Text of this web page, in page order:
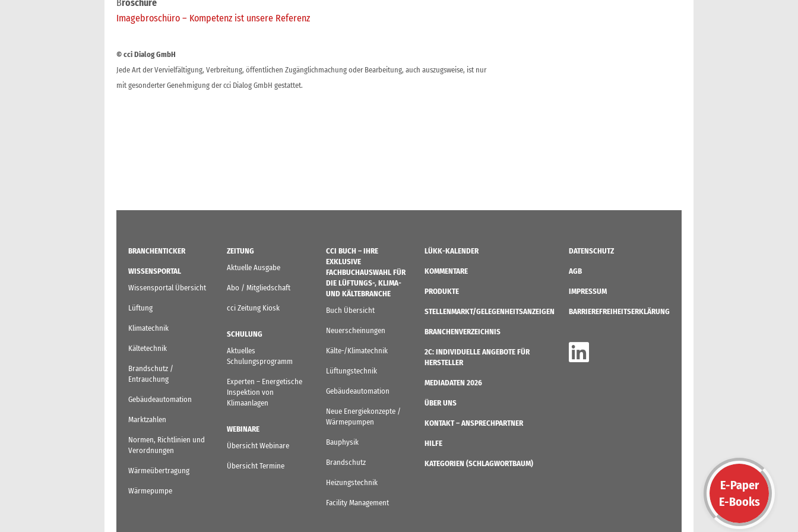
Broschüre
Imagebroschüro – Kompetenz ist unsere Referenz
© cci Dialog GmbH
Jede Art der Vervielfältigung, Verbreitung, öffentlichen Zugänglichmachung oder Bearbeitung, auch auszugsweise, ist nur
mit gesonderter Genehmigung der cci Dialog GmbH gestattet.
BRANCHENTICKER
WISSENSPORTAL
Wissensportal Übersicht
Lüftung
Klimatechnik
Kältetechnik
Brandschutz /
Entrauchung
Gebäudeautomation
Marktzahlen
Normen, Richtlinien und
Verordnungen
Wärmeübertragung
Wärmepumpe
ZEITUNG
Aktuelle Ausgabe
Abo / Mitgliedschaft
cci Zeitung Kiosk
SCHULUNG
Aktuelles
Schulungsprogramm
Experten – Energetische
Inspektion von
Klimaanlagen
WEBINARE
Übersicht Webinare
Übersicht Termine
CCI BUCH – IHRE
EXKLUSIVE
FACHBUCHAUSWAHL FÜR
DIE LÜFTUNGS-, KLIMA-
UND KÄLTEBRANCHE
Buch Übersicht
Neuerscheinungen
Kälte-/Klimatechnik
Lüftungstechnik
Gebäudeautomation
Neue Energiekonzepte /
Wärmepumpen
Bauphysik
Brandschutz
Heizungstechnik
Facility Management
LÜKK-KALENDER
KOMMENTARE
PRODUKTE
STELLENMARKT/GELEGENHEITSANZEIGEN
BRANCHENVERZEICHNIS
2C: INDIVIDUELLE ANGEBOTE FÜR
HERSTELLER
MEDIADATEN 2026
ÜBER UNS
KONTAKT – ANSPRECHPARTNER
HILFE
KATEGORIEN (SCHLAGWORTBAUM)
DATENSCHUTZ
AGB
IMPRESSUM
BARRIEREFREIHEITSERKLÄRUNG
E-Paper
E-Books